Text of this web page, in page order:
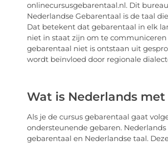
onlinecursusgebarentaal.nl. Dit
Nederlandse Gebarentaal is de taal
Dat betekent dat gebarentaal in elk
niet in staat zijn om te
gebarentaal niet is ontstaan uit
wordt beïnvloed door regionale
Wat is Nederlands
Als je de cursus gebarentaal gaat
ondersteunende gebaren.
gebarentaal en Nederlandse taal.